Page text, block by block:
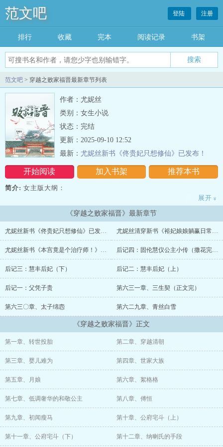
范文吧 登陆 注册
排行 收藏 完本 阅读记录 书架
范文吧 > 穿越之败家福晋最新章节列表
作者：尤妮丝
类别：女生小说
状态：完结
开始阅读 加入书架 推荐本书
更新：2025-09-10 12:52
最新： 尤妮丝新书《佟贵妃只想修仙》已发布！
简介: 女主版大纲：
富察盈玥被脑抽的乾隆陛下赐婚给了十一阿哥，没错！就是那个大清
有史以来最抠门皇子、守财奴爱新觉罗永瑆，富察盈玥累觉不爱……
河水。
某守财奴一声大吼：没门儿！
男主版大纲：
年逾的古稀的长寿皇子爱新觉罗永瑆寿终正寝，没想到眼睛再睁开，
却回到了幼年时代。
三岁丧母、后妃虎视眈眈，重活一世的永瑆发现，自己除了自污，依
突然有一天，他发现自己福晋竟然换了魂，而且还不想嫁给他了！
某守财奴一声大吼：没门儿！
展开 »
《穿越之败家福晋》最新章节
尤妮丝新书《佟贵妃只想修仙》已发布！ 尤妮丝清穿新书《裕妃娘娘躺赢日常》已发布！
尤妮丝新书《本宫竟是个治疗师！》已发布，求养肥！ 后记四：固伦慧仪公主小传（撒花完结～）
后记三：慧丰后妃（下） 后记二：慧丰后妃（上）
后记一：父凭子贵 第六三一章、三生契（正文完）
第六三〇章、太子绵悫 第六二九章、青丝白雪
《穿越之败家福晋》正文
第一章、转世投胎 第二章、穿越清朝
第三章、婴儿难为 第四章、世家大族
第五章、月娘 第六章、絮格格
第七章、低调奢华的和敬公主 第八章、傅恒
第九章、初闻瘦马 第十章、公府宅斗（上）
第十一章、公府宅斗（下） 第十二章、纳喇氏的手段